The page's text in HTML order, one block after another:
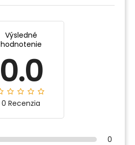
Výsledné
hodnotenie
0.0
0 Recenzia
0